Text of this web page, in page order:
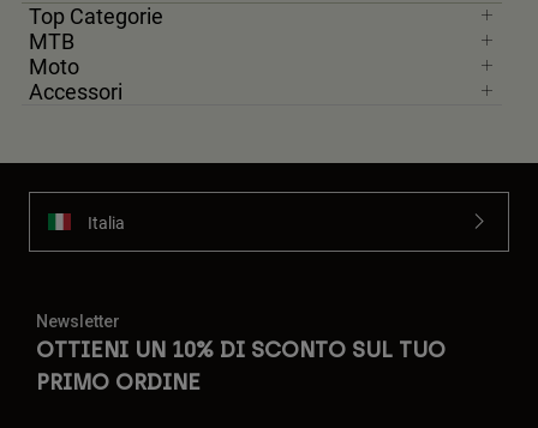
Top Categorie
MTB
Moto
Accessori
Italia
Newsletter
OTTIENI UN 10% DI SCONTO SUL TUO
PRIMO ORDINE